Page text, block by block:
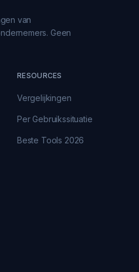
van
Geen
RESOURCES
Vergelijkingen
Per Gebruikssituatie
Beste Tools 2026